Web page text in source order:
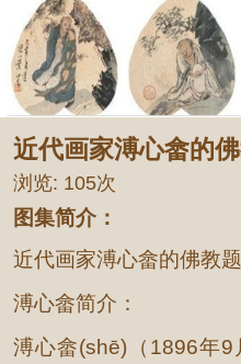
近代画家溥心畲的
浏览: 105次
图集简介：
近代画家溥心畲的佛教
溥心畲简介：
溥心畲(shē)（1896年